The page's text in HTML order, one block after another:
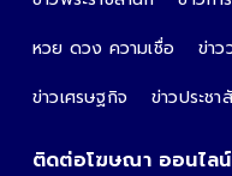
The Nation Nation
กรุงเทพธุรกิจ
Nation
Thainewsonline
Tnews